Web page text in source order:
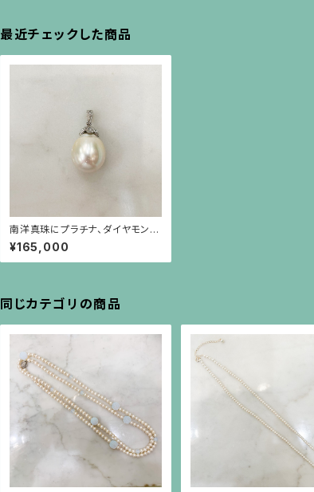
最近チェックした商品
南洋真珠にプラチナ、ダイヤモン
ド、芥子パールの金具のペンダント
¥165,000
同じカテゴリの商品